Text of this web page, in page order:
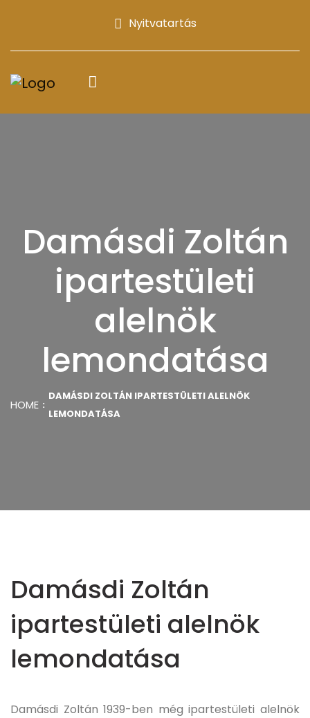
Nyitvatartás
Damásdi Zoltán
ipartestületi
alelnök
lemondatása
HOME
DAMÁSDI ZOLTÁN IPARTESTÜLETI ALELNÖK
LEMONDATÁSA
Damásdi Zoltán
ipartestületi alelnök
lemondatása
Damásdi Zoltán 1939-ben még ipartestületi alelnök